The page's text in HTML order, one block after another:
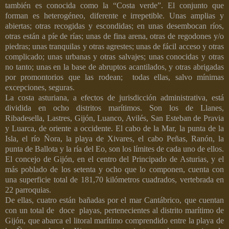
también es conocida como la “Costa verde”. El conjunto que
forman es heterogéneo, diferente e irrepetible. Unas amplias y
abiertas; otras recogidas y escondidas; en unas desembocan ríos,
otras están a píe de rías; unas de fina arena, otras de regodones y/o
piedras; unas tranquilas y otras agrestes; unas de fácil acceso y otras
complicado; unas urbanas y otras salvajes; unas conocidas y otras
no tanto; unas en la base de abruptos acantilados, y otras abrigadas
por promontorios que las rodean; todas ellas, salvo mínimas
excepciones, seguras.
La costa asturiana, a efectos de jurisdicción administrativa, está
dividida en ocho distritos marítimos. Son los de Llanes,
Ribadesella, Lastres, Gijón, Luanco, Avilés, San Esteban de Pravia
y Luarca, de oriente a occidente. El cabo de la Mar, la punta de la
Isla, el río Ñora, la playa de Xivares, el cabo Peñas, Ranón, la
punta de Ballota y la ría del Eo, son los límites de cada uno de ellos.
El concejo de Gijón, en el centro del Principado de Asturias, y el
más poblado de los setenta y ocho que lo componen, cuenta con
una superficie total de 181,70 kilómetros cuadrados, vertebrada en
22 parroquias.
De ellas, cuatro están bañadas por el mar Cantábrico, que cuentan
con un total de
doce playas, pertenecientes al distrito marítimo de
Gijón, que abarca el litoral marítimo comprendido entre la playa de